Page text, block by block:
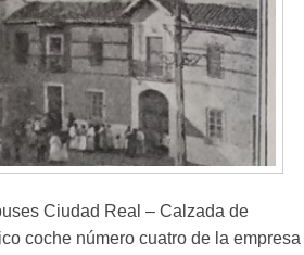
Ciudad Real – Calzada de
coche número cuatro de la empresa